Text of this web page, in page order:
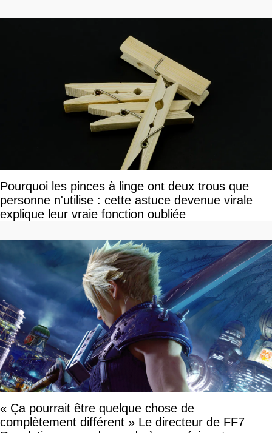
Pourquoi les pinces à linge ont deux trous que
personne n'utilise : cette astuce devenue virale
explique leur vraie fonction oubliée
« Ça pourrait être quelque chose de
complètement différent » Le directeur de FF7